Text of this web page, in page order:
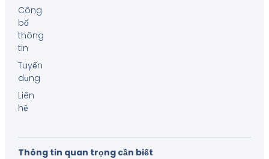
Công
bố
thông
tin
Tuyển
dụng
Liên
hệ
Thông tin quan trọng cần biết